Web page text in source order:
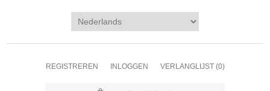
REGISTREREN INLOGGEN VERLANGLIJST (0)